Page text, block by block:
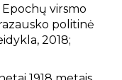
Epochų virsmo
politinė
2018;